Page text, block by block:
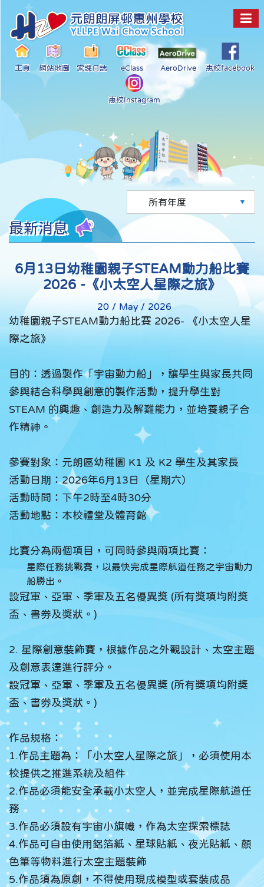
主頁 網站地圖 家課日誌 eClass AeroDrive 惠校facebook
惠校Instagram
最新消息
6月13日幼稚園親子STEAM動力船比賽
2026 -《小太空人星際之旅》
20 / May / 2026
幼稚園親子STEAM動力船比賽 2026- 《小太空人星
際之旅》
目的：透過製作「宇宙動力船」，讓學生與家長共同
參與結合科學與創意的製作活動，提升學生對
STEAM 的興趣、創造力及解難能力，並培養親子合
作精神。
參賽對象：元朗區幼稚園 K1 及 K2 學生及其家長
活動日期：2026年6月13日（星期六）
活動時間：下午2時至4時30分
活動地點：本校禮堂及體育館
比賽分為兩個項目，可同時參與兩項比賽：
星際任務挑戰賽，以最快完成星際航道任務之宇宙動力
船勝出。
設冠軍、亞軍、季軍及五名優異獎 (所有獎項均附獎
盃、書劵及獎狀。)
2. 星際創意裝飾賽，根據作品之外觀設計、太空主題
及創意表達進行評分。
設冠軍、亞軍、季軍及五名優異獎 (所有獎項均附獎
盃、書劵及獎狀。)
作品規格：
1.作品主題為：「小太空人星際之旅」，必須使用本
校提供之推進系統及組件
2.作品必須能安全承載小太空人，並完成星際航道任
務
3.作品必須設有宇宙小旗幟，作為太空探索標誌
4.作品可自由使用鋁箔紙、星球貼紙、夜光貼紙、顏
色筆等物料進行太空主題裝飾
5.作品須為原創，不得使用現成模型或套裝成品